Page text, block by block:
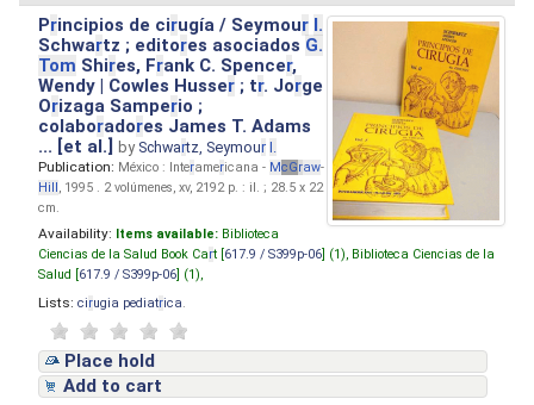
Principios de cirugía / Seymour I.
Schwartz ; editores asociados G.
Tom Shires, Frank C. Spencer,
Wendy | Cowles Husser ; tr. Jorge
Orizaga Samperio ;
colaboradores James T. Adams
... [et al.]by Schwartz, Seymour I.
Publication: México : Interamericana - McGraw-
Hill, 1995 . 2 volúmenes, xv, 2192 p. : il. ; 28.5 x 22
cm.
Availability: Items available: Biblioteca
Ciencias de la Salud Book Cart [ 617.9 / S399p-06 ] (1), Biblioteca Ciencias de la
Salud [ 617.9 / S399p-06 ] (1),
Lists: cirugia pediatrica
Place hold
Add to cart